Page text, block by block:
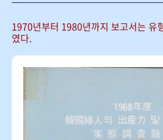
1970년부터 1980년까지 보고서는 유
였다.